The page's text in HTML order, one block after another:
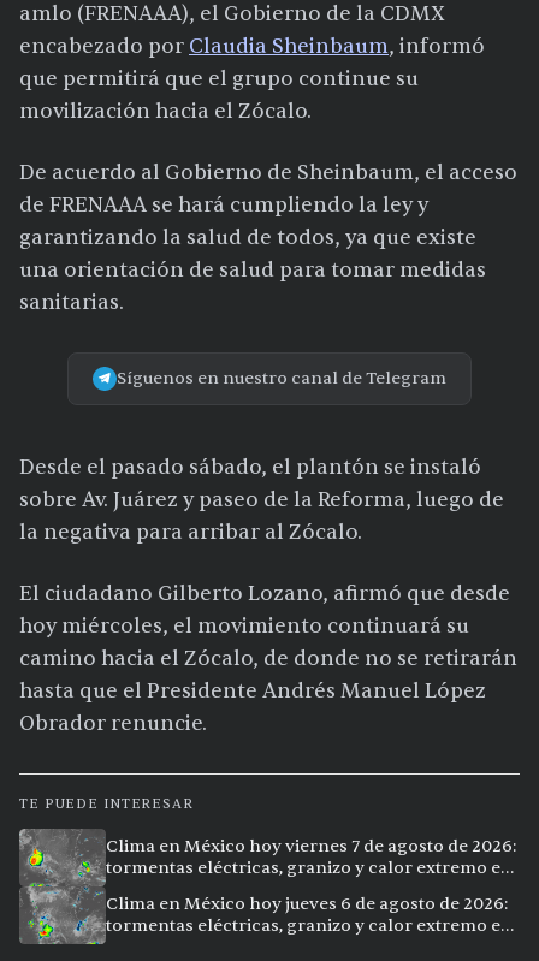
amlo (FRENAAA), el Gobierno de la CDMX
encabezado por Claudia Sheinbaum, informó
que permitirá que el grupo continue su
movilización hacia el Zócalo.
De acuerdo al Gobierno de Sheinbaum, el acceso
de FRENAAA se hará cumpliendo la ley y
garantizando la salud de todos, ya que existe
una orientación de salud para tomar medidas
sanitarias.
Síguenos en nuestro canal de Telegram
Desde el pasado sábado, el plantón se instaló
sobre Av. Juárez y paseo de la Reforma, luego de
la negativa para arribar al Zócalo.
El ciudadano Gilberto Lozano, afirmó que desde
hoy miércoles, el movimiento continuará su
camino hacia el Zócalo, de donde no se retirarán
hasta que el Presidente Andrés Manuel López
Obrador renuncie.
TE PUEDE INTERESAR
Clima en México hoy viernes 7 de agosto de 2026:
tormentas eléctricas, granizo y calor extremo en
Clima en México hoy jueves 6 de agosto de 2026:
tormentas eléctricas, granizo y calor extremo en